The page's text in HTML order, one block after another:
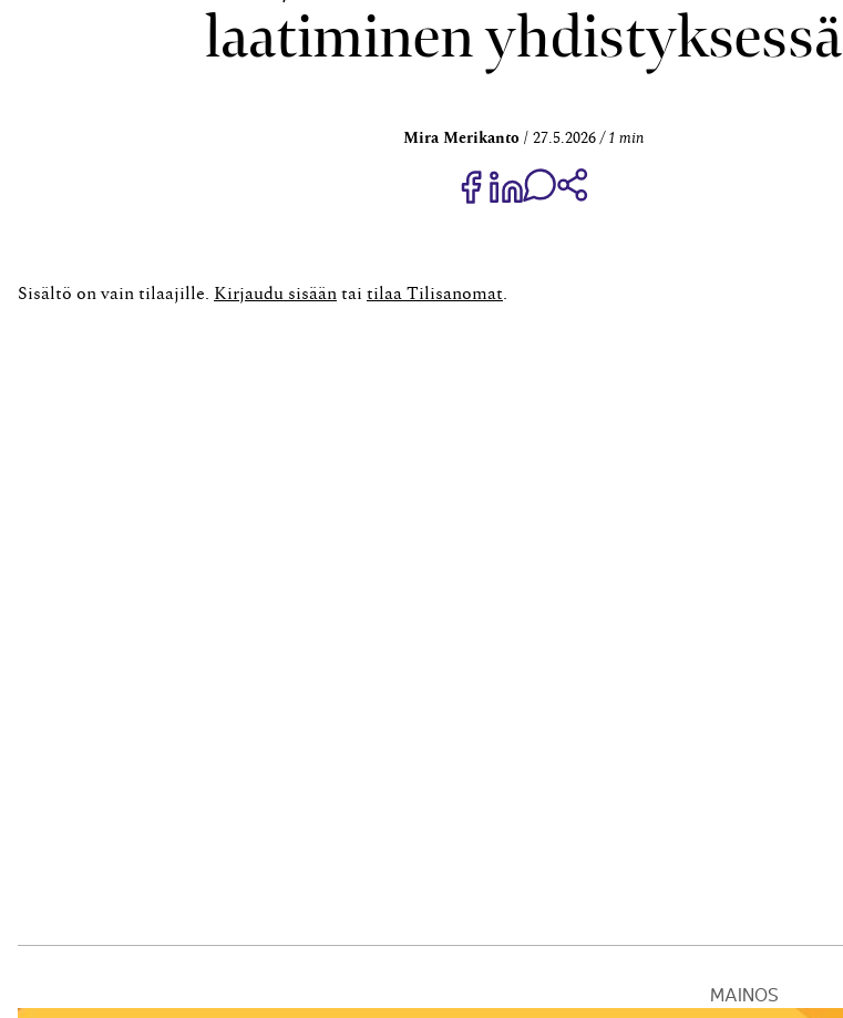
laatiminen yhdistyksessä
Mira Merikanto 27.5.2026 1 min
Jaa Share on Facebook
Jaa Share on LinkedIn
Jaa WhatsApp-viestinä
Sisältö on vain tilaajille. Kirjaudu sisään tai tilaa Tilisanomat
MAINOS